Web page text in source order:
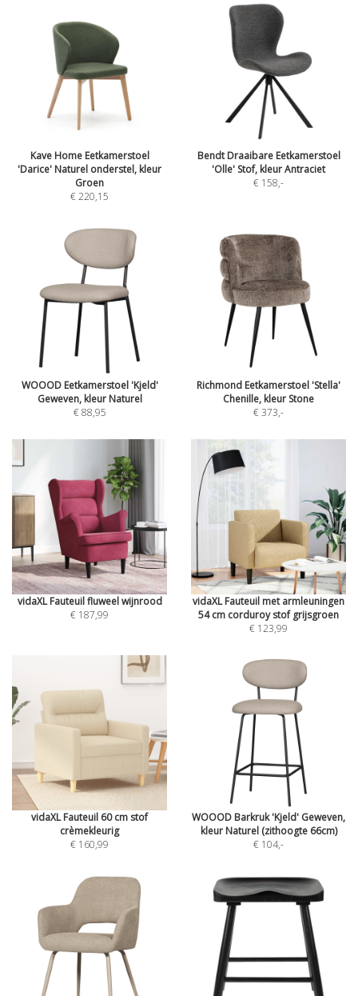
Kave Home Eetkamerstoel
'Darice' Naturel onderstel, kleur
Groen
€ 220,15
Bendt Draaibare Eetkamerstoel
'Olle' Stof, kleur Antraciet
€ 158,-
WOOOD Eetkamerstoel 'Kjeld'
Geweven, kleur Naturel
€ 88,95
Richmond Eetkamerstoel 'Stella'
Chenille, kleur Stone
€ 373,-
vidaXL Fauteuil fluweel wijnrood
€ 187,99
vidaXL Fauteuil met armleuningen
54 cm corduroy stof grijsgroen
€ 123,99
vidaXL Fauteuil 60 cm stof
crèmekleurig
€ 160,99
WOOOD Barkruk 'Kjeld' Geweven,
kleur Naturel (zithoogte 66cm)
€ 104,-